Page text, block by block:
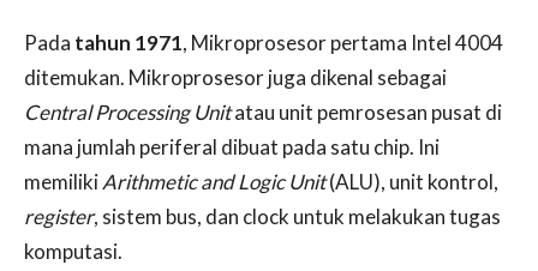
Pada tahun 1971, Mikroprosesor pertama Intel 4004
ditemukan. Mikroprosesor juga dikenal sebagai
Central Processing Unitatau unit pemrosesan pusat di
mana jumlah periferal dibuat pada satu chip. Ini
memilikiArithmetic and Logic Unit(ALU), unit kontrol,
register, sistem bus, dan clock untuk melakukan tugas
komputasi.